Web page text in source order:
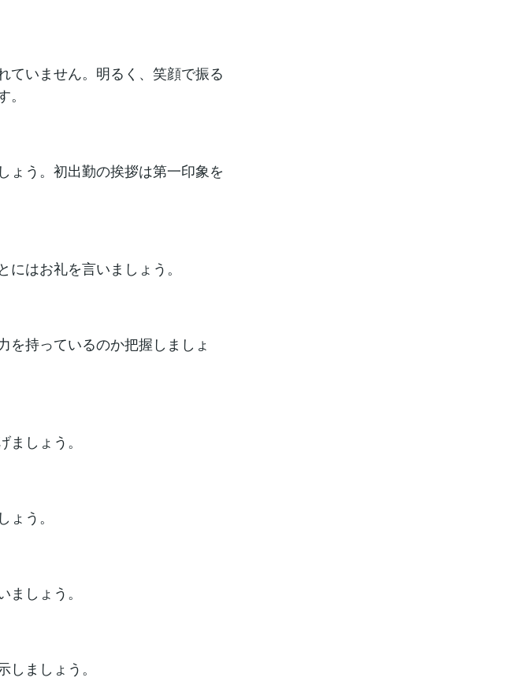
ていません。明るく、笑顔で振る
ょう。初出勤の挨拶は第一印象を
はお礼を言いましょう。
を持っているのか把握しましょ
しょう。
う。
しょう。
ましょう。